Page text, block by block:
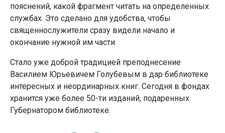
пояснений, какой фрагмент читать на определенных
службах. Это сделано для удобства, чтобы
священнослужители сразу видели начало и
окончание нужной им части.
Стало уже доброй традицией преподнесение
Василием Юрьевичем Голубевым в дар библиотеке
интересных и неординарных книг. Сегодня в фондах
хранится уже более 50-ти изданий, подаренных
Губернатором библиотеке.